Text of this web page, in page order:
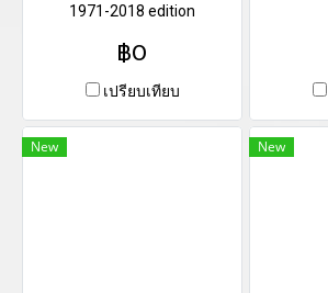
1971-2018 edition
฿0
เปรียบเทียบ
New New